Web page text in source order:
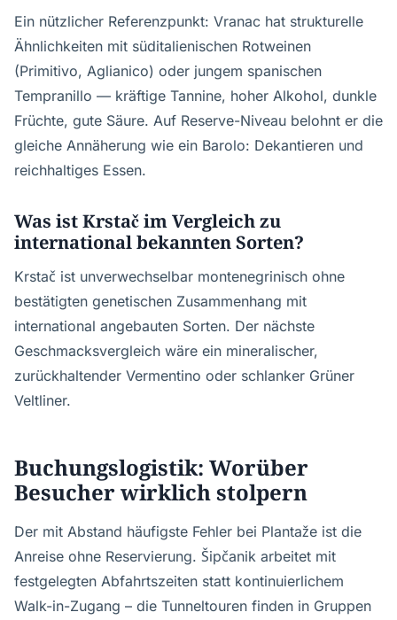
Ein nützlicher Referenzpunkt: Vranac hat strukturelle
Ähnlichkeiten mit süditalienischen Rotweinen
(Primitivo, Aglianico) oder jungem spanischen
Tempranillo — kräftige Tannine, hoher Alkohol, dunkle
Früchte, gute Säure. Auf Reserve-Niveau belohnt er die
gleiche Annäherung wie ein Barolo: Dekantieren und
reichhaltiges Essen.
Was ist Krstač im Vergleich zu
international bekannten Sorten?
Krstač ist unverwechselbar montenegrinisch ohne
bestätigten genetischen Zusammenhang mit
international angebauten Sorten. Der nächste
Geschmacksvergleich wäre ein mineralischer,
zurückhaltender Vermentino oder schlanker Grüner
Veltliner.
Buchungslogistik: Worüber
Besucher wirklich stolpern
Der mit Abstand häufigste Fehler bei Plantaže ist die
Anreise ohne Reservierung. Šipčanik arbeitet mit
festgelegten Abfahrtszeiten statt kontinuierlichem
Walk-in-Zugang – die Tunneltouren finden in Gruppen